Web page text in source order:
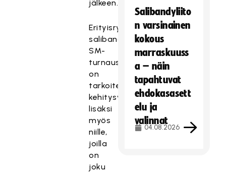
jälkeen.
Erityisryhmien
salibandyn
SM-
turnaus
on
tarkoitettu
kehitysvammaisten
lisäksi
myös
niille,
joilla
on
joku
Salibandyliito
n varsinainen
kokous
marraskuuss
a – näin
tapahtuvat
ehdokasasett
elu ja
valinnat
04.08.2026